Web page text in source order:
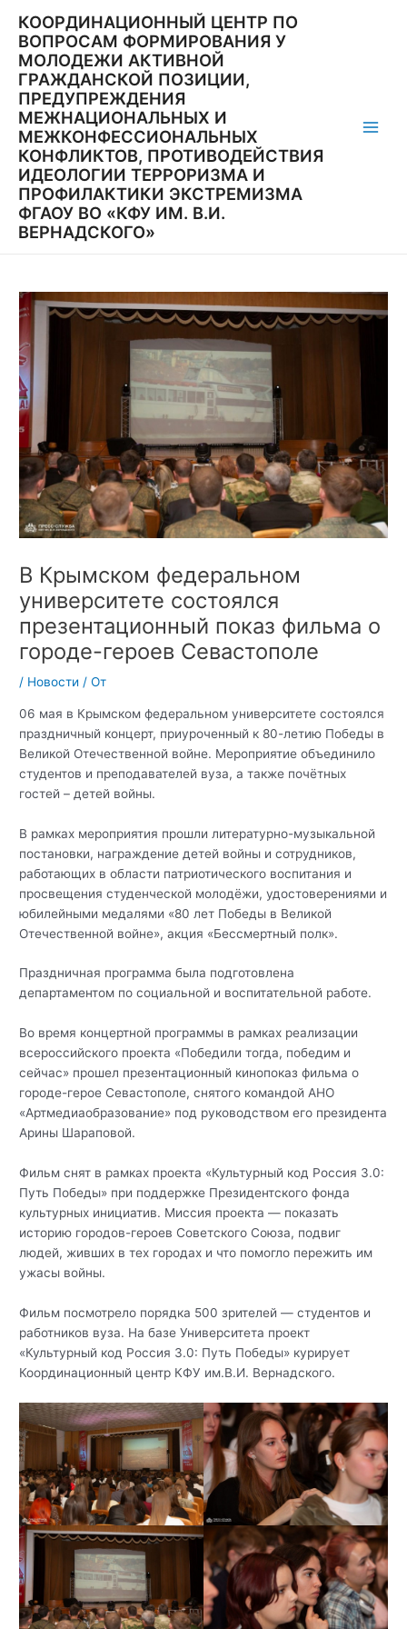
содержимому
КООРДИНАЦИОННЫЙ ЦЕНТР ПО
ВОПРОСАМ ФОРМИРОВАНИЯ У
МОЛОДЕЖИ АКТИВНОЙ
ГРАЖДАНСКОЙ ПОЗИЦИИ,
ПРЕДУПРЕЖДЕНИЯ
МЕЖНАЦИОНАЛЬНЫХ И
МЕЖКОНФЕССИОНАЛЬНЫХ
КОНФЛИКТОВ, ПРОТИВОДЕЙСТВИЯ
ИДЕОЛОГИИ ТЕРРОРИЗМА И
ПРОФИЛАКТИКИ ЭКСТРЕМИЗМА
ФГАОУ ВО «КФУ ИМ. В.И.
ВЕРНАДСКОГО»
В Крымском федеральном
университете состоялся
презентационный показ фильма о
городе-героев Севастополе
/ Новости / От
06 мая в Крымском федеральном университете состоялся
праздничный концерт, приуроченный к 80-летию Победы в
Великой Отечественной войне. Мероприятие объединило
студентов и преподавателей вуза, а также почётных
гостей – детей войны.
В рамках мероприятия прошли литературно-музыкальной
постановки, награждение детей войны и сотрудников,
работающих в области патриотического воспитания и
просвещения студенческой молодёжи, удостоверениями и
юбилейными медалями «80 лет Победы в Великой
Отечественной войне», акция «Бессмертный полк».
Праздничная программа была подготовлена
департаментом по социальной и воспитательной работе.
Во время концертной программы в рамках реализации
всероссийского проекта «Победили тогда, победим и
сейчас» прошел презентационный кинопоказ фильма о
городе-герое Севастополе, снятого командой АНО
«Артмедиаобразование» под руководством его президента
Арины Шараповой.
Фильм снят в рамках проекта «Культурный код Россия 3.0:
Путь Победы» при поддержке Президентского фонда
культурных инициатив. Миссия проекта — показать
историю городов-героев Советского Союза, подвиг
людей, живших в тех городах и что помогло пережить им
ужасы войны.
Фильм посмотрело порядка 500 зрителей — студентов и
работников вуза. На базе Университета проект
«Культурный код Россия 3.0: Путь Победы» курирует
Координационный центр КФУ им.В.И. Вернадского.